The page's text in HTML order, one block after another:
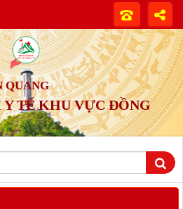
QUANG
Y TẾ KHU VỰC ĐỒNG